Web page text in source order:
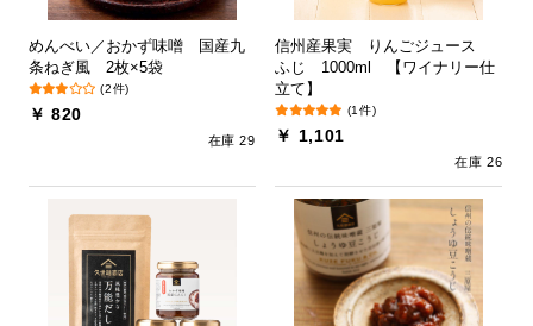
めんべい／おかず味噌 国産九
条ねぎ風 2枚×5袋
(2件)
￥ 820
在庫 29
信州産果実 りんごジュース
ふじ 1000ml 【ワイナリー仕
立て】
(1件)
￥ 1,101
在庫 26